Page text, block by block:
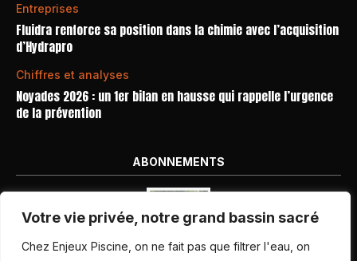
Votre vie privée, notre grand bassin sacré
Chez Enjeux Piscine, on ne fait pas que filtrer l'eau, on
Entreprises
Fluidra renforce sa position dans la chimie avec l’acquisition
d’Hydrapro
Chiffres et analyses
Noyades 2026 : un 1er bilan en hausse qui rappelle l’urgence
de la prévention
ABONNEMENTS